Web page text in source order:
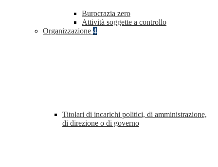
Burocrazia zero
Attività soggette a controllo
Organizzazione 4
Titolari di incarichi politici, di amministrazione,
di direzione o di governo